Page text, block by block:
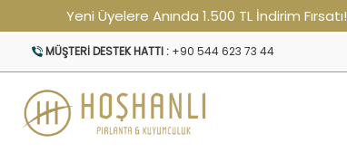
Yeni Üyelere Anında 1.500 TL İndirim Fırsatı!
MÜŞTERI DESTEK HATTI : +90 544 623 73 44